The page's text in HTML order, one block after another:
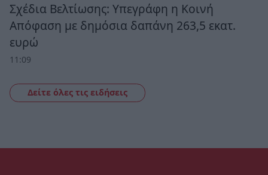
Σχέδια Βελτίωσης: Υπεγράφη η Κοινή
Απόφαση με δημόσια δαπάνη 263,5 εκατ.
ευρώ
11:09
Δείτε όλες τις ειδήσεις